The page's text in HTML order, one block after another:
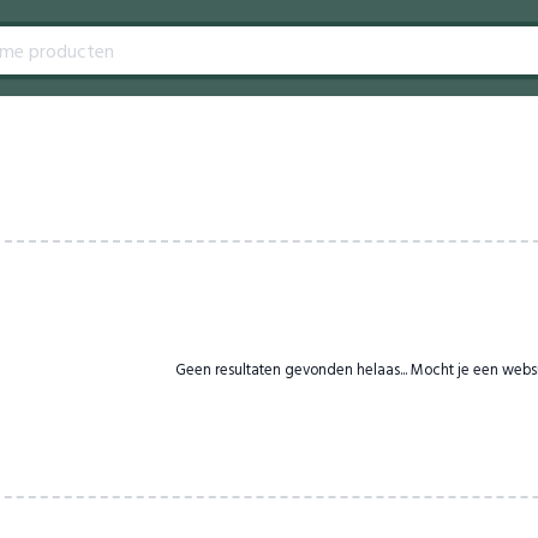
Geen resultaten gevonden helaas... Mocht je een